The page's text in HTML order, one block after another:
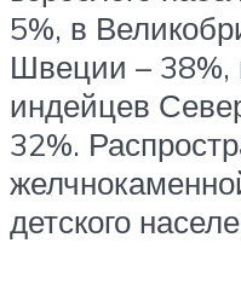
5%, в
Швеции –
индейцев
32%.
детского